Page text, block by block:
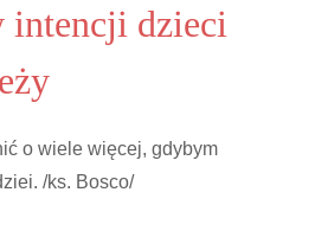
intencji dzieci
o wiele więcej, gdybym
/ks. Bosco/